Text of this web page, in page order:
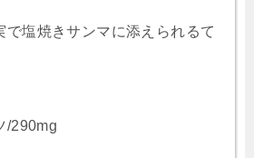
で塩焼きサンマに添えられるて
/290mg